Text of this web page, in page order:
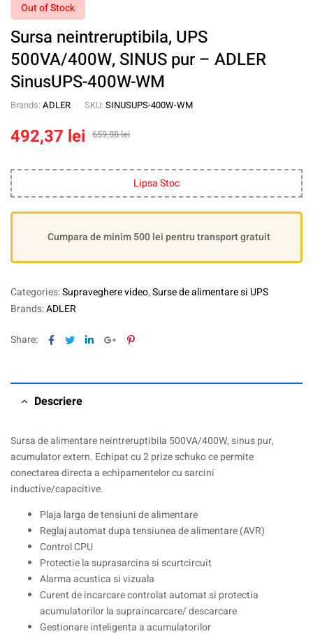
Out of Stock
Sursa neintreruptibila, UPS
500VA/400W, SINUS pur – ADLER
SinusUPS-400W-WM
Brands: ADLER SKU: SINUSUPS-400W-WM
659,88lei
492,37 lei
Lipsa Stoc
Cumpara de minim 500 lei pentru transport gratuit
Categories:Supraveghere video,Surse de alimentare si UPS
Brands:ADLER
Share: Facebook
TwitterLinkedinGoogle+Pinterest
Descriere
Sursa de alimentare neintreruptibila 500VA/400W, sinus pur,
acumulator extern. Echipat cu 2 prize schuko ce permite
conectarea directa a echipamentelor cu sarcini
inductive/capacitive.
Plaja larga de tensiuni de alimentare
Reglaj automat dupa tensiunea de alimentare (AVR)
Control CPU
Protectie la suprasarcina si scurtcircuit
Alarma acustica si vizuala
Curent de incarcare controlat automat si protectia
acumulatorilor la supraincarcare/ descarcare
Gestionare inteligenta a acumulatorilor